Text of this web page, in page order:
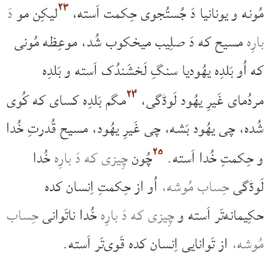
مُونه و یونانیا دَ جُستُجوی حِکمت اَسته،۲۳لیکِن مودَ
بارِهمسیح که دَ صلِیب میخکوب شُد، موعِظه مُونی
که اُو بَلدِه یهُودیا سنگِ لَخشَندُک اَسته و بَلدِه
مردُمای غَیرِ یهُود لَوڈگی،۲۴مگم بَلدِه کسای که کُوی
شُده، چی یهُود بَشه، چی غَیرِ یهُود، مسیح قُدرتِ خُدا
و حِکمتِ خُدا اَسته. ۲۵چُونچِیزی که دَ بارِهخُدا
لَوڈگیحِساب مُوشه، اُو از حِکمتِ اِنسان کده
حکِیمانه‌تَر اَسته وچِیزی که دَ بارِهخُدا ناتَوانیحِساب
مُوشه، از تَوانایی اِنسان کده قَوی‌تَر اَسته.